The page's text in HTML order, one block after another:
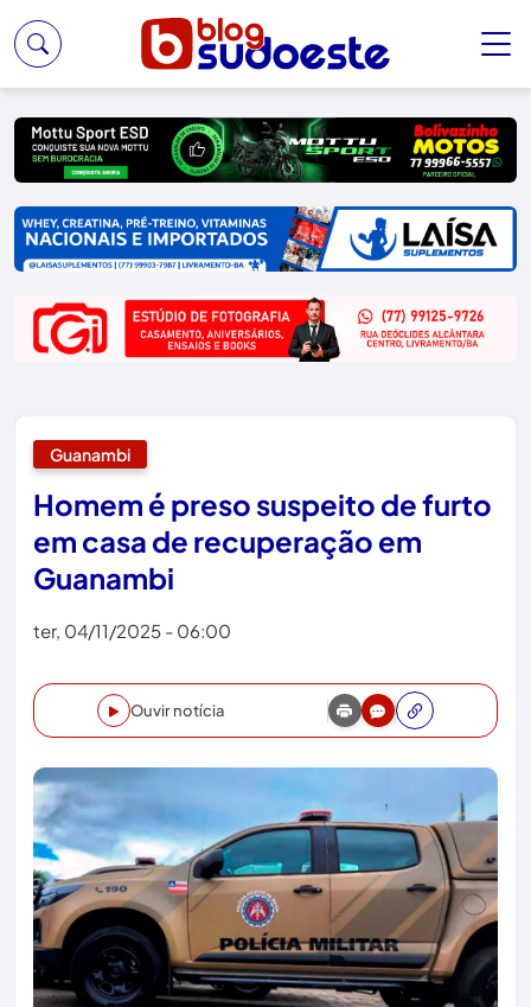
Guanambi
Homem é preso suspeito de furto
em casa de recuperação em
Guanambi
ter, 04/11/2025 - 06:00
Ouvir notícia